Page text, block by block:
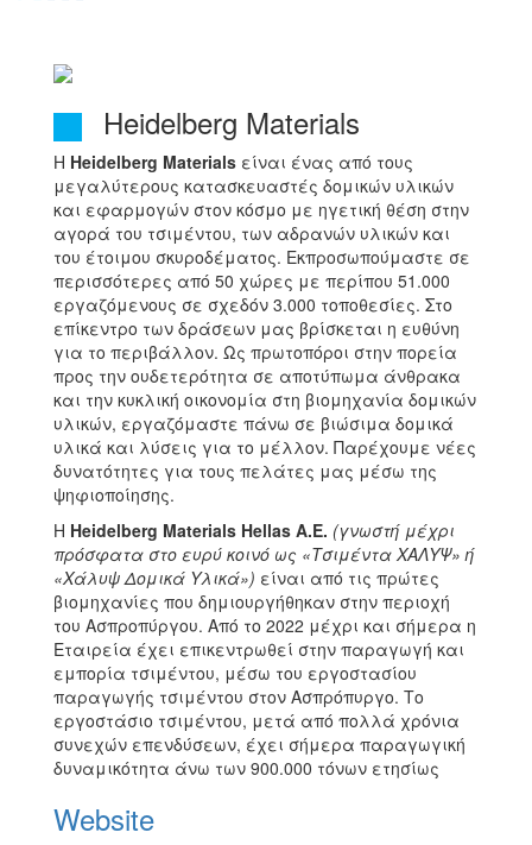
Heidelberg Materials
Η Heidelberg Materials είναι ένας από τους
μεγαλύτερους κατασκευαστές δομικών υλικών
και εφαρμογών στον κόσμο με ηγετική θέση στην
αγορά του τσιμέντου, των αδρανών υλικών και
του έτοιμου σκυροδέματος. Εκπροσωπούμαστε σε
περισσότερες από 50 χώρες με περίπου 51.000
εργαζόμενους σε σχεδόν 3.000 τοποθεσίες. Στο
επίκεντρο των δράσεων μας βρίσκεται η ευθύνη
για το περιβάλλον. Ως πρωτοπόροι στην πορεία
προς την ουδετερότητα σε αποτύπωμα άνθρακα
και την κυκλική οικονομία στη βιομηχανία δομικών
υλικών, εργαζόμαστε πάνω σε βιώσιμα δομικά
υλικά και λύσεις για το μέλλον. Παρέχουμε νέες
δυνατότητες για τους πελάτες μας μέσω της
ψηφιοποίησης.
H Heidelberg Materials Hellas Α.Ε. (γνωστή μέχρι
πρόσφατα στο ευρύ κοινό ως «Τσιμέντα ΧΑΛΥΨ» ή
«Χάλυψ Δομικά Υλικά») είναι από τις πρώτες
βιομηχανίες που δημιουργήθηκαν στην περιοχή
του Ασπροπύργου. Από το 2022 μέχρι και σήμερα η
Εταιρεία έχει επικεντρωθεί στην παραγωγή και
εμπορία τσιμέντου, μέσω του εργοστασίου
παραγωγής τσιμέντου στον Ασπρόπυργο. Το
εργοστάσιο τσιμέντου, μετά από πολλά χρόνια
συνεχών επενδύσεων, έχει σήμερα παραγωγική
δυναμικότητα άνω των 900.000 τόνων ετησίως
Website